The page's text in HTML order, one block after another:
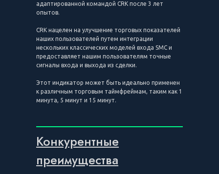
адаптированной командой CRK после 3 лет
опытов.
CRK нацелен на улучшение торговых показателей
наших пользователей путем интеграции
нескольких классических моделей входа SMC и
предоставляет нашим пользователям точные
сигналы входа и выхода из сделки.
Этот индикатор может быть идеально применен
к различным торговым таймфреймам, таким как 1
минута, 5 минут и 15 минут.
Конкурентные
преимущества